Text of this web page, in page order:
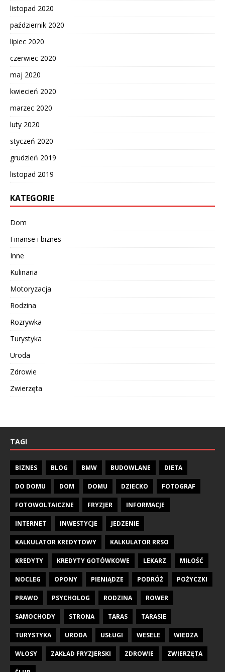
listopad 2020
październik 2020
lipiec 2020
czerwiec 2020
maj 2020
kwiecień 2020
marzec 2020
luty 2020
styczeń 2020
grudzień 2019
listopad 2019
KATEGORIE
Dom
Finanse i biznes
Inne
Kulinaria
Motoryzacja
Rodzina
Rozrywka
Turystyka
Uroda
Zdrowie
Zwierzęta
TAGI
BIZNES BLOG BMW BUDOWLANE DIETA
DO DOMU DOM DOMU DZIECKO FOTOGRAF
FOTOWOLTAICZNE FRYZJER INFORMACJE
INTERNET INWESTYCJE JEDZENIE
KALKULATOR KREDYTOWY KALKULATOR RRSO
KREDYTY KREDYTY GOTÓWKOWE LEKARZ MIŁOŚĆ
NOCLEG OPONY PIENIĄDZE PODRÓŻ POŻYCZKI
PRAWO PSYCHOLOG RODZINA ROWER
SAMOCHODY STRONA TARAS TARASIE
TURYSTYKA URODA USŁUGI WESELE WIEDZA
WŁOSY ZAKŁAD FRYZJERSKI ZDROWIE ZWIERZĘTA